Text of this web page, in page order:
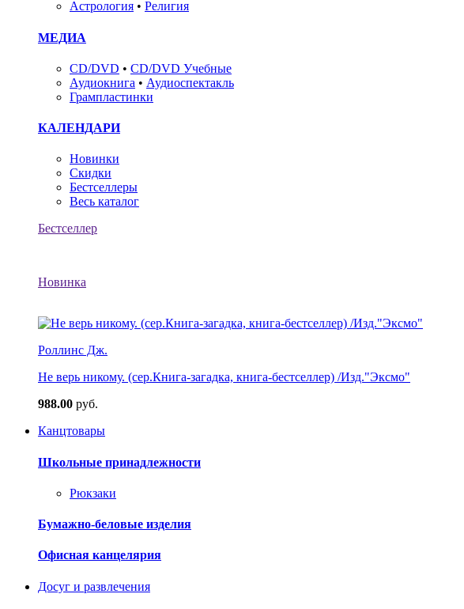
Астрология • Религия
МЕДИА
CD/DVD • CD/DVD Учебные
Аудиокнига • Аудиоспектакль
Грампластинки
КАЛЕНДАРИ
Новинки
Скидки
Бестселлеры
Весь каталог
Бестселлер
Новинка
Роллинс Дж.
Не верь никому. (сер.Книга-загадка, книга-бестселлер) /Изд."Эксмо"
988.00 руб.
Канцтовары
Школьные принадлежности
Рюкзаки
Бумажно-беловые изделия
Офисная канцелярия
Досуг и развлечения